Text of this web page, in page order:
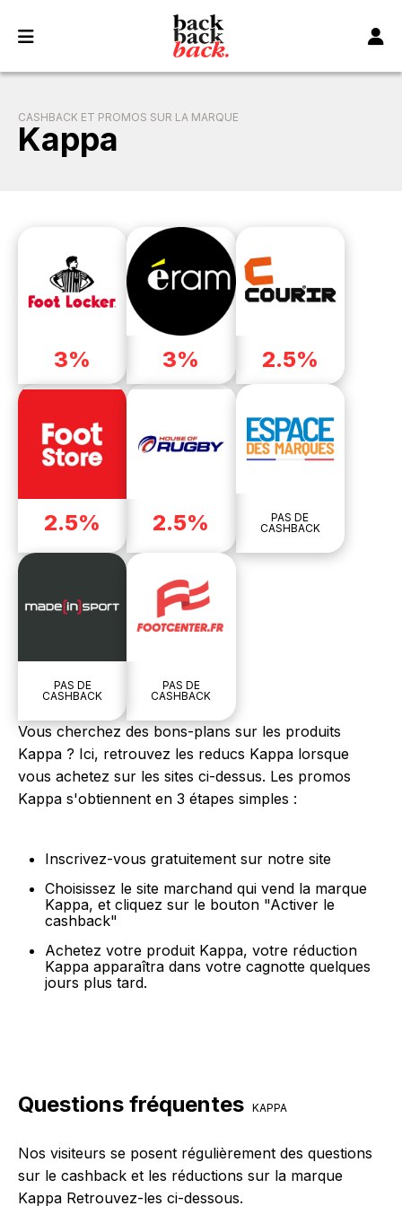
CASHBACK ET PROMOS SUR LA MARQUE
Kappa
3% 3% 2.5%
2.5% 2.5%
PAS DE
CASHBACK
PAS DE
CASHBACK
PAS DE
CASHBACK
Vous cherchez des bons-plans sur les produits
Kappa ? Ici, retrouvez les reducs Kappa lorsque
vous achetez sur les sites ci-dessus. Les promos
Kappa s'obtiennent en 3 étapes simples :
Inscrivez-vous gratuitement sur notre site
Choisissez le site marchand qui vend la marque
Kappa, et cliquez sur le bouton "Activer le
cashback"
Achetez votre produit Kappa, votre réduction
Kappa apparaîtra dans votre cagnotte quelques
jours plus tard.
Questions fréquentes KAPPA
Nos visiteurs se posent régulièrement des questions
sur le cashback et les réductions sur la marque
Kappa Retrouvez-les ci-dessous.